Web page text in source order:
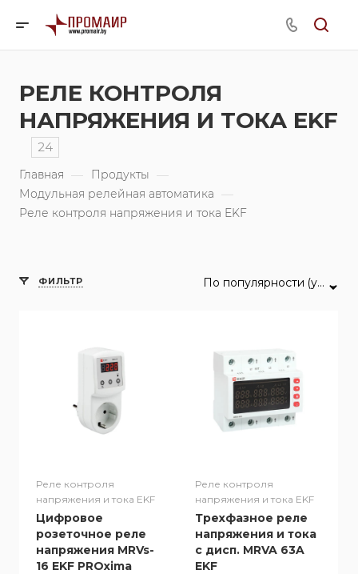
РЕЛЕ КОНТРОЛЯ
НАПРЯЖЕНИЯ И ТОКА EKF
24
Главная — Продукты —
Модульная релейная автоматика —
Реле контроля напряжения и тока EKF
ФИЛЬТР По популярности (убывание)
Реле контроля
напряжения и тока EKF
Цифровое
розеточное реле
напряжения MRVs-
16 EKF PROxima
Реле контроля
напряжения и тока EKF
Трехфазное реле
напряжения и тока
с дисп. MRVA 63A
EKF